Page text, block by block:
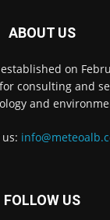
ABOUT US
established on
consulting and
and
FOLLOW US